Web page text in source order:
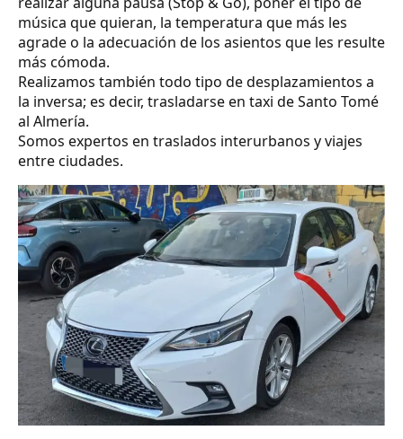
música que quieran, la temperatura que más les
agrade o la adecuación de los asientos que les resulte
más cómoda.
Realizamos también todo tipo de desplazamientos a
la inversa; es decir, trasladarse en taxi de Santo Tomé
al Almería.
Somos expertos en traslados interurbanos y viajes
entre ciudades.